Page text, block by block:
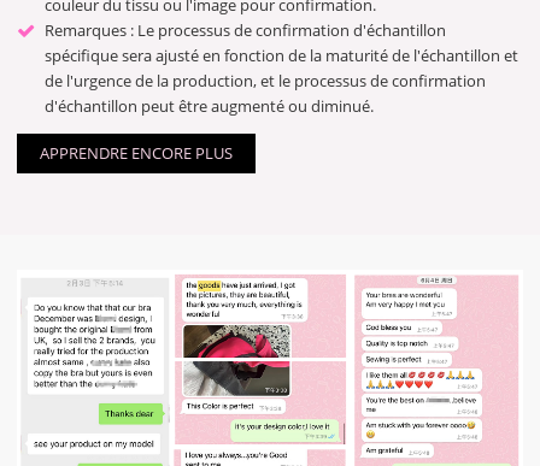
couleur du tissu ou l'image pour confirmation.
Remarques : Le processus de confirmation d'échantillon
spécifique sera ajusté en fonction de la maturité de l'échantillon et
de l'urgence de la production, et le processus de confirmation
d'échantillon peut être augmenté ou diminué.
APPRENDRE ENCORE PLUS